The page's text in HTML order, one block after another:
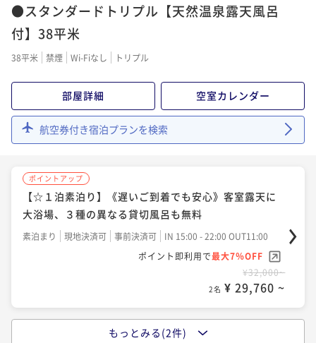
★全室天然温泉露天風呂付★ラビスタ霧島ヒルズスタ
ンダードプラン★【基本1泊2食付】
二食付き 現地決済可
¥49,300~
2名 ¥ 43,384 ~
ポイントアップ
から車で約30分★全室露天風呂付ホテルを堪能♪
二食付き 現地決済可 事前決済可
IN 16:00 - 19:45 OUT11:00
¥46,834~
2名 ¥ 43,555 ~
●スタンダードトリプル【天然温泉露天風呂
付】38平米
38平米 禁煙 Wi-Fiなし トリプル
部屋詳細 空室カレンダー
航空券付き宿泊プランを検索
ポイントアップ
【☆１泊素泊り】《遅いご到着でも安心》客室露天に
大浴場、３種の異なる貸切風呂も無料
素泊まり 現地決済可 事前決済可
IN 15:00 - 22:00 OUT11:00
ポイント即利用で最大7％OFF
¥32,000~
2名 ¥ 29,760 ~
もっとみる(2件)